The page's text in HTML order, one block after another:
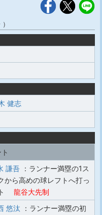
健志
謙吾 ：ランナー満塁の1ス
から高めの球レフトへ打っ
龍谷大先制
悠汰 ：ランナー満塁の初